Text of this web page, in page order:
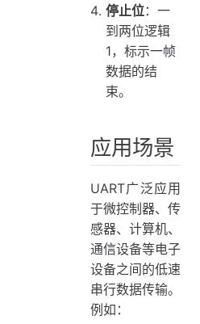
停止位：一
到两位逻辑
1，标示一帧
数据的结
束。
应用场景
UART广泛应用
于微控制器、传
感器、计算机、
通信设备等电子
设备之间的低速
串行数据传输。
例如：